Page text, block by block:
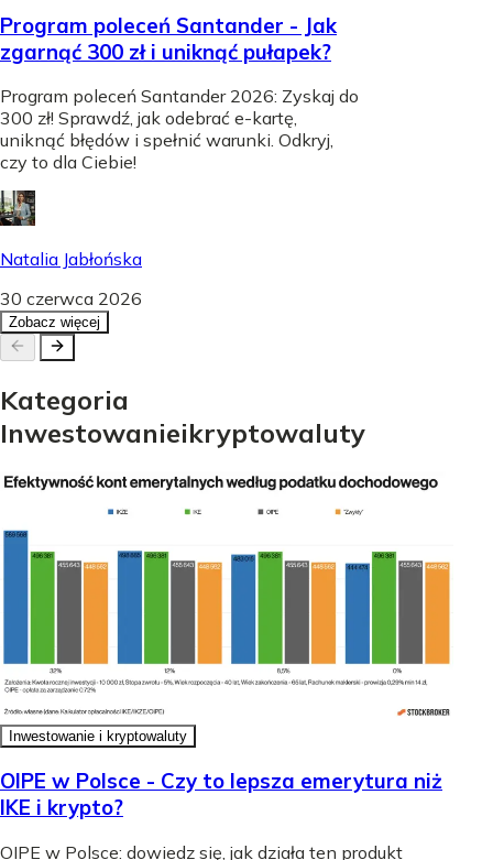
Program poleceń Santander - Jak
zgarnąć 300 zł i uniknąć pułapek?
Program poleceń Santander 2026: Zyskaj do
300 zł! Sprawdź, jak odebrać e-kartę,
uniknąć błędów i spełnić warunki. Odkryj,
czy to dla Ciebie!
Natalia Jabłońska
30 czerwca 2026
Zobacz więcej
Kategoria
Inwestowanieikryptowaluty
Inwestowanie i kryptowaluty
OIPE w Polsce - Czy to lepsza emerytura niż
IKE i krypto?
OIPE w Polsce: dowiedz się, jak działa ten produkt